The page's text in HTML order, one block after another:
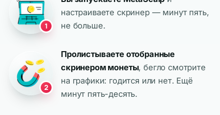
1
настраиваете скринер — минут пять,
не больше.
2
Пролистываете отобранные
скринером монеты, бегло смотрите
на графики: годится или нет. Ещё
минут пять-десять.